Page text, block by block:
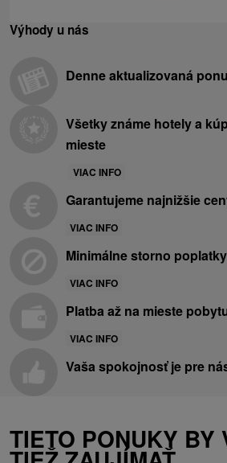
Výhody u nás
Denne aktualizovaná
Všetky známe hotely a
mieste
VIAC INFO
Garantujeme najnižšie
VIAC INFO
Minimálne storno poplatky
VIAC INFO
Platba až na mieste
VIAC INFO
Vaša spokojnosť je pre
TIETO PONUKY BY